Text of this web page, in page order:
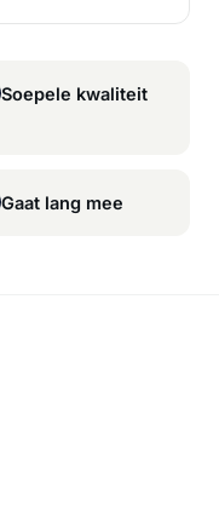
Soepele kwaliteit
Gaat lang mee